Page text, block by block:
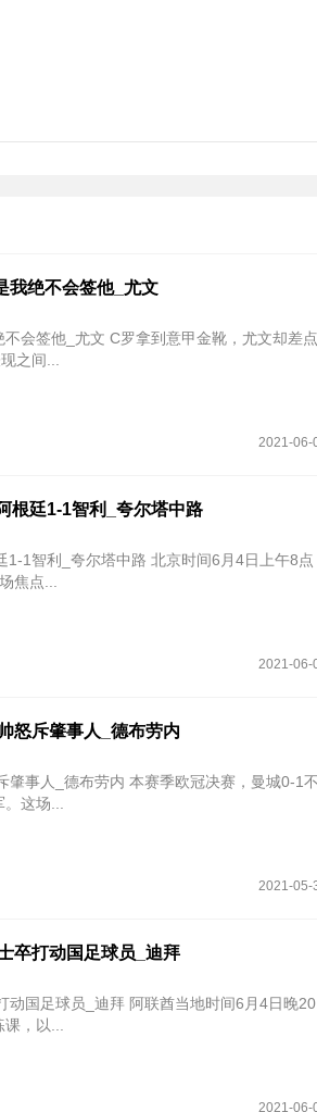
我绝不会签他_尤文
靴，尤文却差点没拿到欧
之间...
2021-06-
根廷1-1智利_夸尔塔中路
京时间6月4日上午8点，2022年
焦点...
2021-06-
怒斥肇事人_德布劳内
欧冠决赛，曼城0-1不敌切尔
这场...
2021-05-
卒打动国足球员_迪拜
动国足球员_迪拜 阿联酋当地时间6月4日晚
，以...
2021-06-